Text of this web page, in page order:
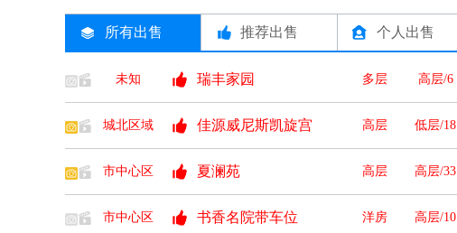
所有出售 推荐出售 个人出售
未知 瑞丰家园 多层 高层/6
城北区域 佳源威尼斯凯旋宫 高层 低层/18
市中心区 夏澜苑 高层 高层/33
市中心区 书香名院带车位 洋房 高层/10